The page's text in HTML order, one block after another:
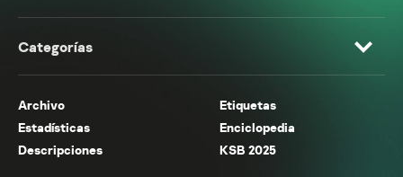
Categorías
Archivo
Etiquetas
Estadísticas
Enciclopedia
Descripciones
KSB 2025